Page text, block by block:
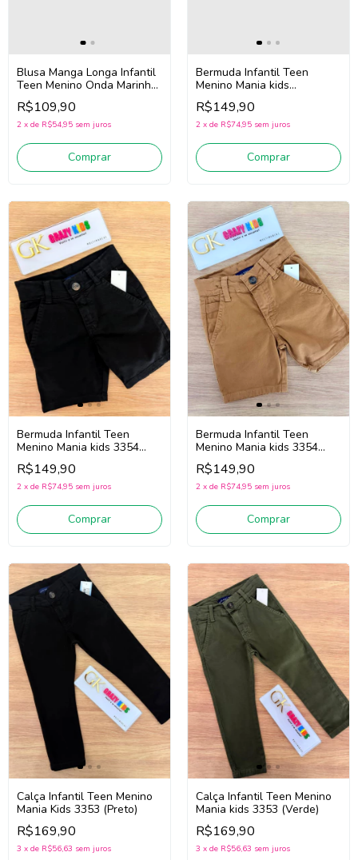
Blusa Manga Longa Infantil
Teen Menino Onda Marinha
251024 (Vermelho)
R$109,90
2 x de R$54,95 sem juros
Comprar
Bermuda Infantil Teen
Menino Mania kids
3354/3385 (Areia)
R$149,90
2 x de R$74,95 sem juros
Comprar
Bermuda Infantil Teen
Menino Mania kids 3354
(Preto)
R$149,90
2 x de R$74,95 sem juros
Comprar
Bermuda Infantil Teen
Menino Mania kids 3354
(Mostarda)
R$149,90
2 x de R$74,95 sem juros
Comprar
Calça Infantil Teen Menino
Mania Kids 3353 (Preto)
R$169,90
3 x de R$56,63 sem juros
Calça Infantil Teen Menino
Mania kids 3353 (Verde)
R$169,90
3 x de R$56,63 sem juros